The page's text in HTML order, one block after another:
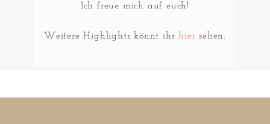
Ich freue mich auf euch!
Weitere Highlights könnt ihrhier sehen.